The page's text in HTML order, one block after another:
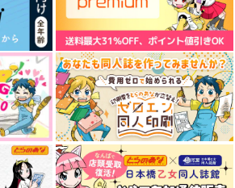
インパラブレ
まぬるめぬこごはん
787円（税込）
糸師凛×糸師冴
アフェクショネイトリ
ベンジャー
まぬるめぬこごはん
787円（税込）
糸師凛×糸師冴